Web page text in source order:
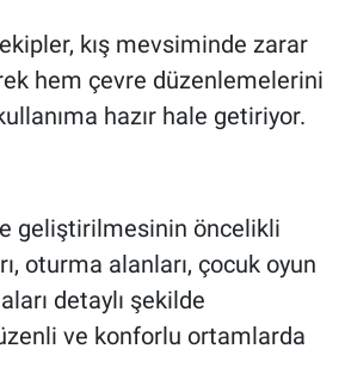
kış mevsiminde zarar
hem çevre düzenlemelerini
hazır hale getiriyor.
geliştirilmesinin öncelikli
oturma alanları, çocuk oyun
detaylı şekilde
ve konforlu ortamlarda